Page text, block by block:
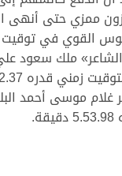
ممزي حتى أنهى
ملك سعود
غلام موسى أحمد